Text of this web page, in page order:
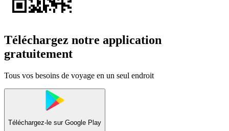
Téléchargez notre application
gratuitement
Tous vos besoins de voyage en un seul endroit
Téléchargez-le sur Google Play